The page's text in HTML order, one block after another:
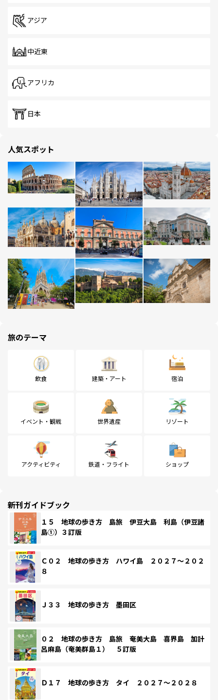
アジア
中近東
アフリカ
日本
人気スポット
旅のテーマ
飲食 建築・アート 宿泊
イベント・観戦 世界遺産 リゾート
アクティビティ 鉄道・フライト ショップ
新刊ガイドブック
１５ 地球の歩き方 島旅 伊豆大島 利島（伊豆諸
島①）３訂版
Ｃ０２ 地球の歩き方 ハワイ島 ２０２７～２０２
８
Ｊ３３ 地球の歩き方 墨田区
０２ 地球の歩き方 島旅 奄美大島 喜界島 加計
呂麻島（奄美群島１） ５訂版
Ｄ１７ 地球の歩き方 タイ ２０２７～２０２８